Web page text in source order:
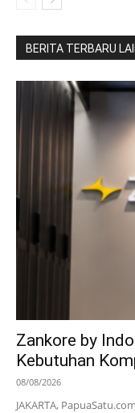
BERITA TERBARU
Zankore by
Kebutuhan
08/08/2026
JAKARTA,